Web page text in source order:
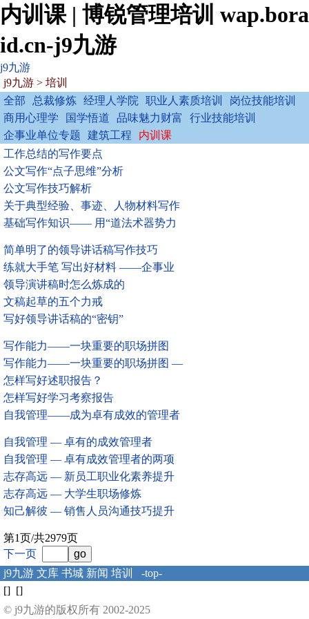
内训课 | 博锐管理培训 wap.bora
id.cn-j9九游
j9九游
j9九游 > 培训
全部
总裁修炼 经理人学院 职业人素质培训
岗位技能培训
商用心理学
国学悟道 品味魅力财富
行业技能培训
企事业单位专题
建筑工程
内训课
工作总结的写作要点
公文写作“点子思维”分析
公文写作技巧解析
关于典型经验、事迹、人物材料写作
基础写作知识—— 用“道法术器势力
简单明了的领导讲话稿写作技巧
练就大手笔 写出好材料 ——企事业
领导演讲稿时怎么炼成的
文稿起草的五个力戒
写好领导讲话稿的“密钥”
写作能力——一块重要的职场拼图
写作能力——一块重要的职场拼图 —
怎样写好述职报告？
怎样写好学习考察报告
自我管理——成为卓有成效的管理者
自我管理 — 卓有的成效管理者
自我管理 — 卓有成效管理者的两项
志存高远 — 新员工职业化素养提升
志存高远 — 大学生职场修炼
知己解彼 — 销售人员沟通技巧提升
第1页/共2979页
下一页
j9九游 文库 书城 新闻 培训
-top-
[] []
© j9九游的版权所有 2002-2025